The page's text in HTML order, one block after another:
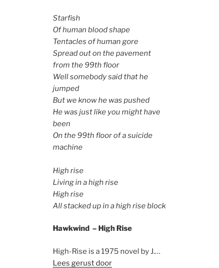
Starfish
Of human blood shape
Tentacles of human gore
Spread out on the pavement
from the 99th floor
Well somebody said that he
jumped
But we know he was pushed
He was just like you might have
been
On the 99th floor of a suicide
machine
High rise
Living in a high rise
High rise
All stacked up in a high rise block
Hawkwind – High Rise
High-Rise is a 1975 novel by J.…
Lees gerust door